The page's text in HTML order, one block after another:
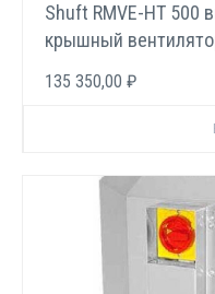
Shuft RMVE-HT 500
крышный
135 350,00 ₽